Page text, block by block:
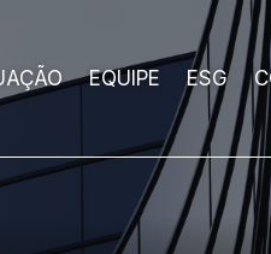
EQUIPE ESG